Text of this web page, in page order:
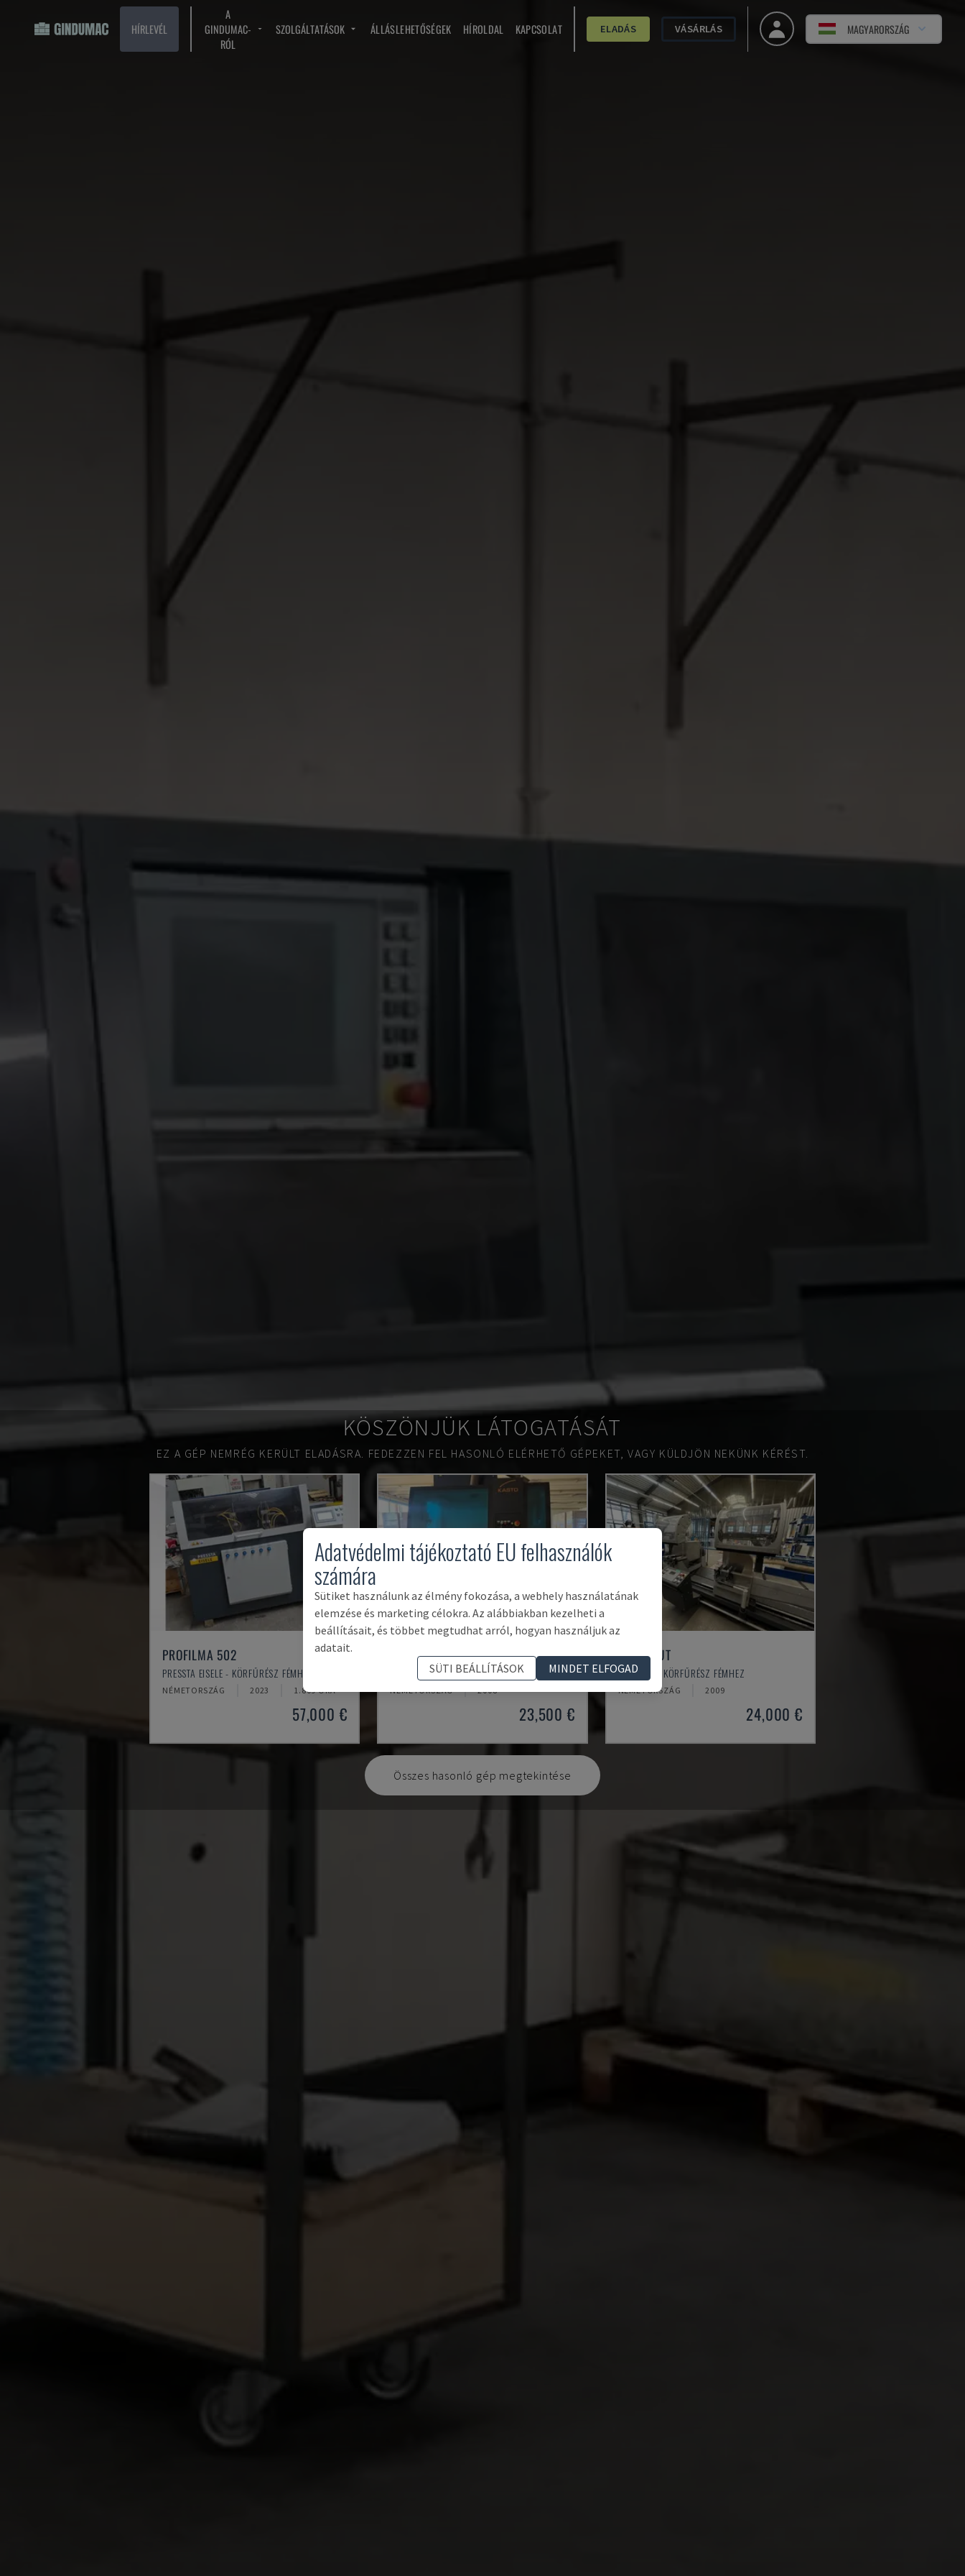
HÍRLEVÉL
A
GINDUMAC-
RÓL
SZOLGÁLTATÁSOK ÁLLÁSLEHETŐSÉGEK HÍROLDAL KAPCSOLAT ELADÁS VÁSÁRLÁS MAGYARORSZÁG
KÖSZÖNJÜK LÁTOGATÁSÁT
EZ A GÉP NEMRÉG KERÜLT ELADÁSRA. FEDEZZEN FEL HASONLÓ ELÉRHETŐ GÉPEKET, VAGY KÜLDJÖN NEKÜNK KÉRÉST.
PROFILMA 502
PRESSTA EISELE - KÖRFŰRÉSZ FÉMHEZ
NÉMETORSZÁG 2023 1.809 ÓRA
57,000 €
KASTOSPEED C 9
KASTO - KÖRFŰRÉSZ FÉMHEZ
NÉMETORSZÁG 2008
23,500 €
PDG E CUT
SCHÜCO - KÖRFŰRÉSZ FÉMHEZ
NÉMETORSZÁG 2009
24,000 €
Összes hasonló gép megtekintése
Adatvédelmi tájékoztató EU felhasználók
számára
Sütiket használunk az élmény fokozása, a webhely használatának
elemzése és marketing célokra. Az alábbiakban kezelheti a
beállításait, és többet megtudhat arról, hogyan használjuk az
adatait.
SÜTI BEÁLLÍTÁSOK
MINDET ELFOGAD